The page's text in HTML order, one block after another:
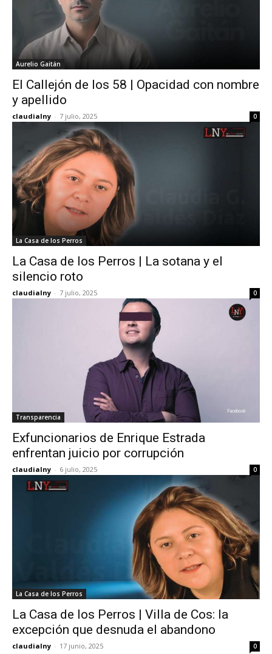
Aurelio Gaitán
El Callejón de los 58 | Opacidad con nombre
y apellido
claudialny - 7 julio, 2025 0
La Casa de los Perros
La Casa de los Perros | La sotana y el
silencio roto
claudialny - 7 julio, 2025 0
Transparencia
Exfuncionarios de Enrique Estrada
enfrentan juicio por corrupción
claudialny - 6 julio, 2025 0
La Casa de los Perros
La Casa de los Perros | Villa de Cos: la
excepción que desnuda el abandono
claudialny - 17 junio, 2025 0